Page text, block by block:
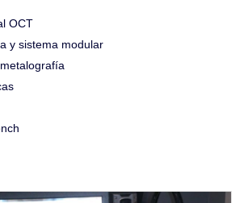
OCT
y sistema modular